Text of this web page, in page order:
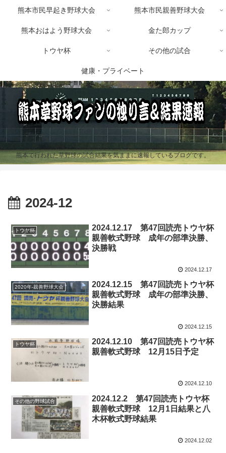
熊本で行われた草野球の試合結果を気ままに速報しているブログです。
熊本市民早起き野球大会 熊本市民親善野球大会
熊本おはよう野球大会 金た郎カップ
トウヤ杯 その他の試合
健康・プライベート
2024-12
トウヤ杯
2024.12.17 第47回読売トウヤ杯
親善軟式野球 成年の部準決勝、
決勝戦
2024.12.17
2020年-親善野球大会
2024.12.15 第47回読売トウヤ杯
親善軟式野球 成年の部準決勝、
決勝結果
2024.12.15
トウヤ杯
2024.12.10 第47回読売トウヤ杯
親善軟式野球 12月15日予定
2024.12.10
その他の野球試合
2024.12.2 第47回読売トウヤ杯
親善軟式野球 12月1日結果と八
木杯軟式野球結果
2024.12.02